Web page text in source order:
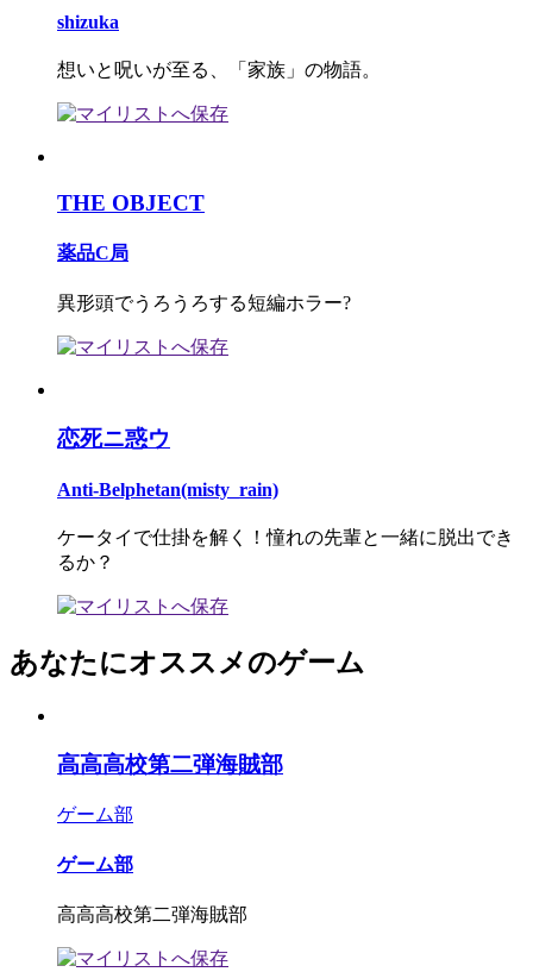
shizuka
想いと呪いが至る、「家族」の物語。
THE OBJECT
薬品C局
異形頭でうろうろする短編ホラー?
恋死ニ惑ウ
Anti-Belphetan(misty_rain)
ケータイで仕掛を解く！憧れの先輩と一緒に脱出でき
るか？
あなたにオススメのゲーム
高高高校第二弾海賊部
ゲーム部
ゲーム部
高高高校第二弾海賊部